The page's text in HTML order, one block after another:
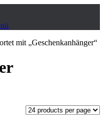
mit „Geschenkanhänger“